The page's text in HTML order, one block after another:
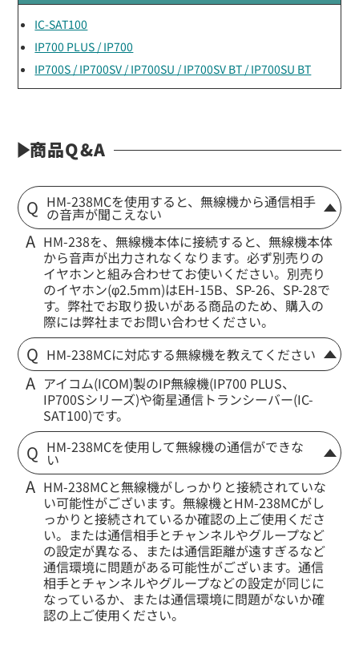
IC-SAT100
IP700 PLUS / IP700
IP700S / IP700SV / IP700SU / IP700SV BT / IP700SU BT
商品Q&A
HM-238MCを使用すると、無線機から通信相手
の音声が聞こえない
HM-238を、無線機本体に接続すると、無線機本体
から音声が出力されなくなります。必ず別売りの
イヤホンと組み合わせてお使いください。別売り
のイヤホン(φ2.5mm)はEH-15B、SP-26、SP-28で
す。弊社でお取り扱いがある商品のため、購入の
際には弊社までお問い合わせください。
HM-238MCに対応する無線機を教えてください
アイコム(ICOM)製のIP無線機(IP700 PLUS、
IP700Sシリーズ)や衛星通信トランシーバー(IC-
SAT100)です。
HM-238MCを使用して無線機の通信ができな
い
HM-238MCと無線機がしっかりと接続されていな
い可能性がございます。無線機とHM-238MCがし
っかりと接続されているか確認の上ご使用くださ
い。または通信相手とチャンネルやグループなど
の設定が異なる、または通信距離が遠すぎるなど
通信環境に問題がある可能性がございます。通信
相手とチャンネルやグループなどの設定が同じに
なっているか、または通信環境に問題がないか確
認の上ご使用ください。